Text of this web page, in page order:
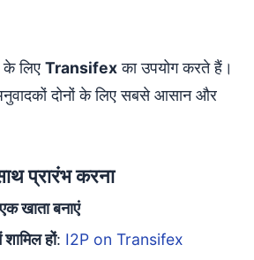
के लिए Transifexका उपयोग करते हैं।
दोनों के लिए सबसे आसान और
प्रारंभ करना
एक खाता बनाएं
हों: I2P on Transifex